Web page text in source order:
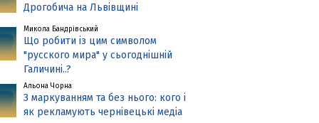
Дрогобича на Львівщині
Микола Бандрівський
Що робити із цим символом
"русского мира" у сьогоднішній
Галичині..?
Альона Чорна
З маркуванням та без нього: кого і
як рекламують чернівецькі медіа